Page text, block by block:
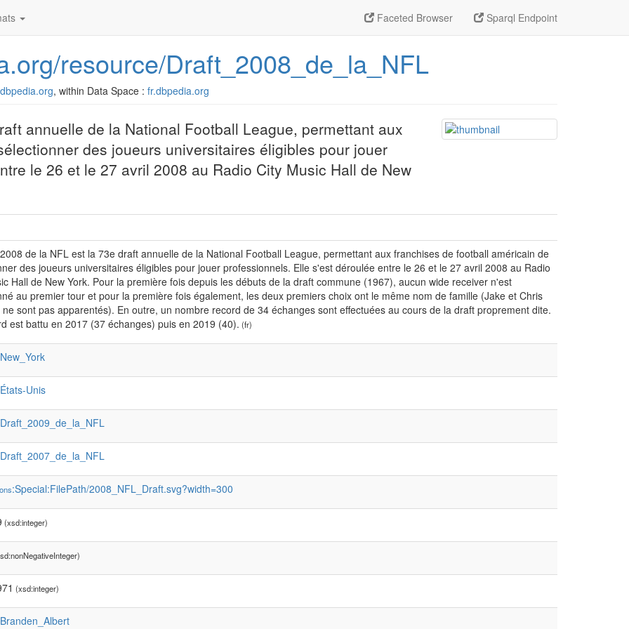
Faceted Browser Sparql Endpoint
resource/Draft_2008_de_la_NFL
, within Data Space : fr.dbpedia.org
annuelle de la National Football League, permettant aux
des joueurs universitaires éligibles pour jouer
le 26 et le 27 avril 2008 au Radio City Music Hall de New
de la NFL est la 73e draft annuelle de la National Football League, permettant aux franchises de football américain de
des joueurs universitaires éligibles pour jouer professionnels. Elle s'est déroulée entre le 26 et le 27 avril 2008 au Radio
Hall de New York. Pour la première fois depuis les débuts de la draft commune (1967), aucun wide receiver n'est
au premier tour et pour la première fois également, les deux premiers choix ont le même nom de famille (Jake et Chris
ne sont pas apparentés). En outre, un nombre record de 34 échanges sont effectuées au cours de la draft proprement dite.
est battu en 2017 (37 échanges) puis en 2019 (40). (fr)
Unis
:Special:FilePath/2008_NFL_Draft.svg?width=300
(xsd:integer)
(xsd:integer)